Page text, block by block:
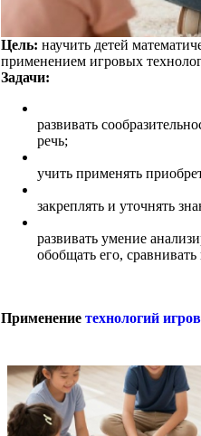
Цель: научить детей
применением игровых
Задачи:
развивать
речь;
учить применять
закреплять и уточнять
развивать умение
обобщать его,
Применение технологий